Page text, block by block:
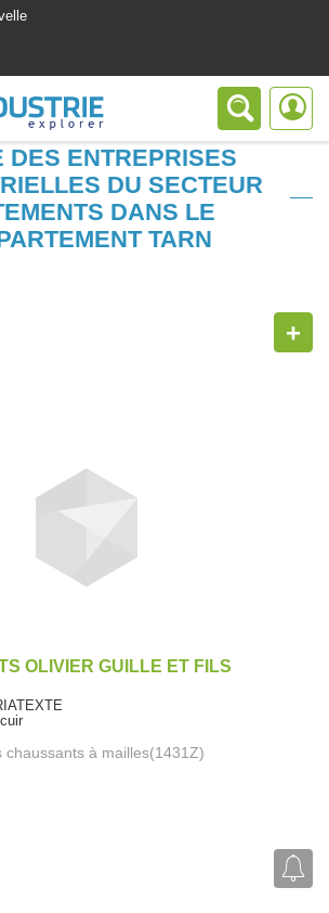
DES ENTREPRISES
DU SECTEUR
DANS LE
TARN
+
OLIVIER GUILLE ET FILS
chaussants à mailles(1431Z)